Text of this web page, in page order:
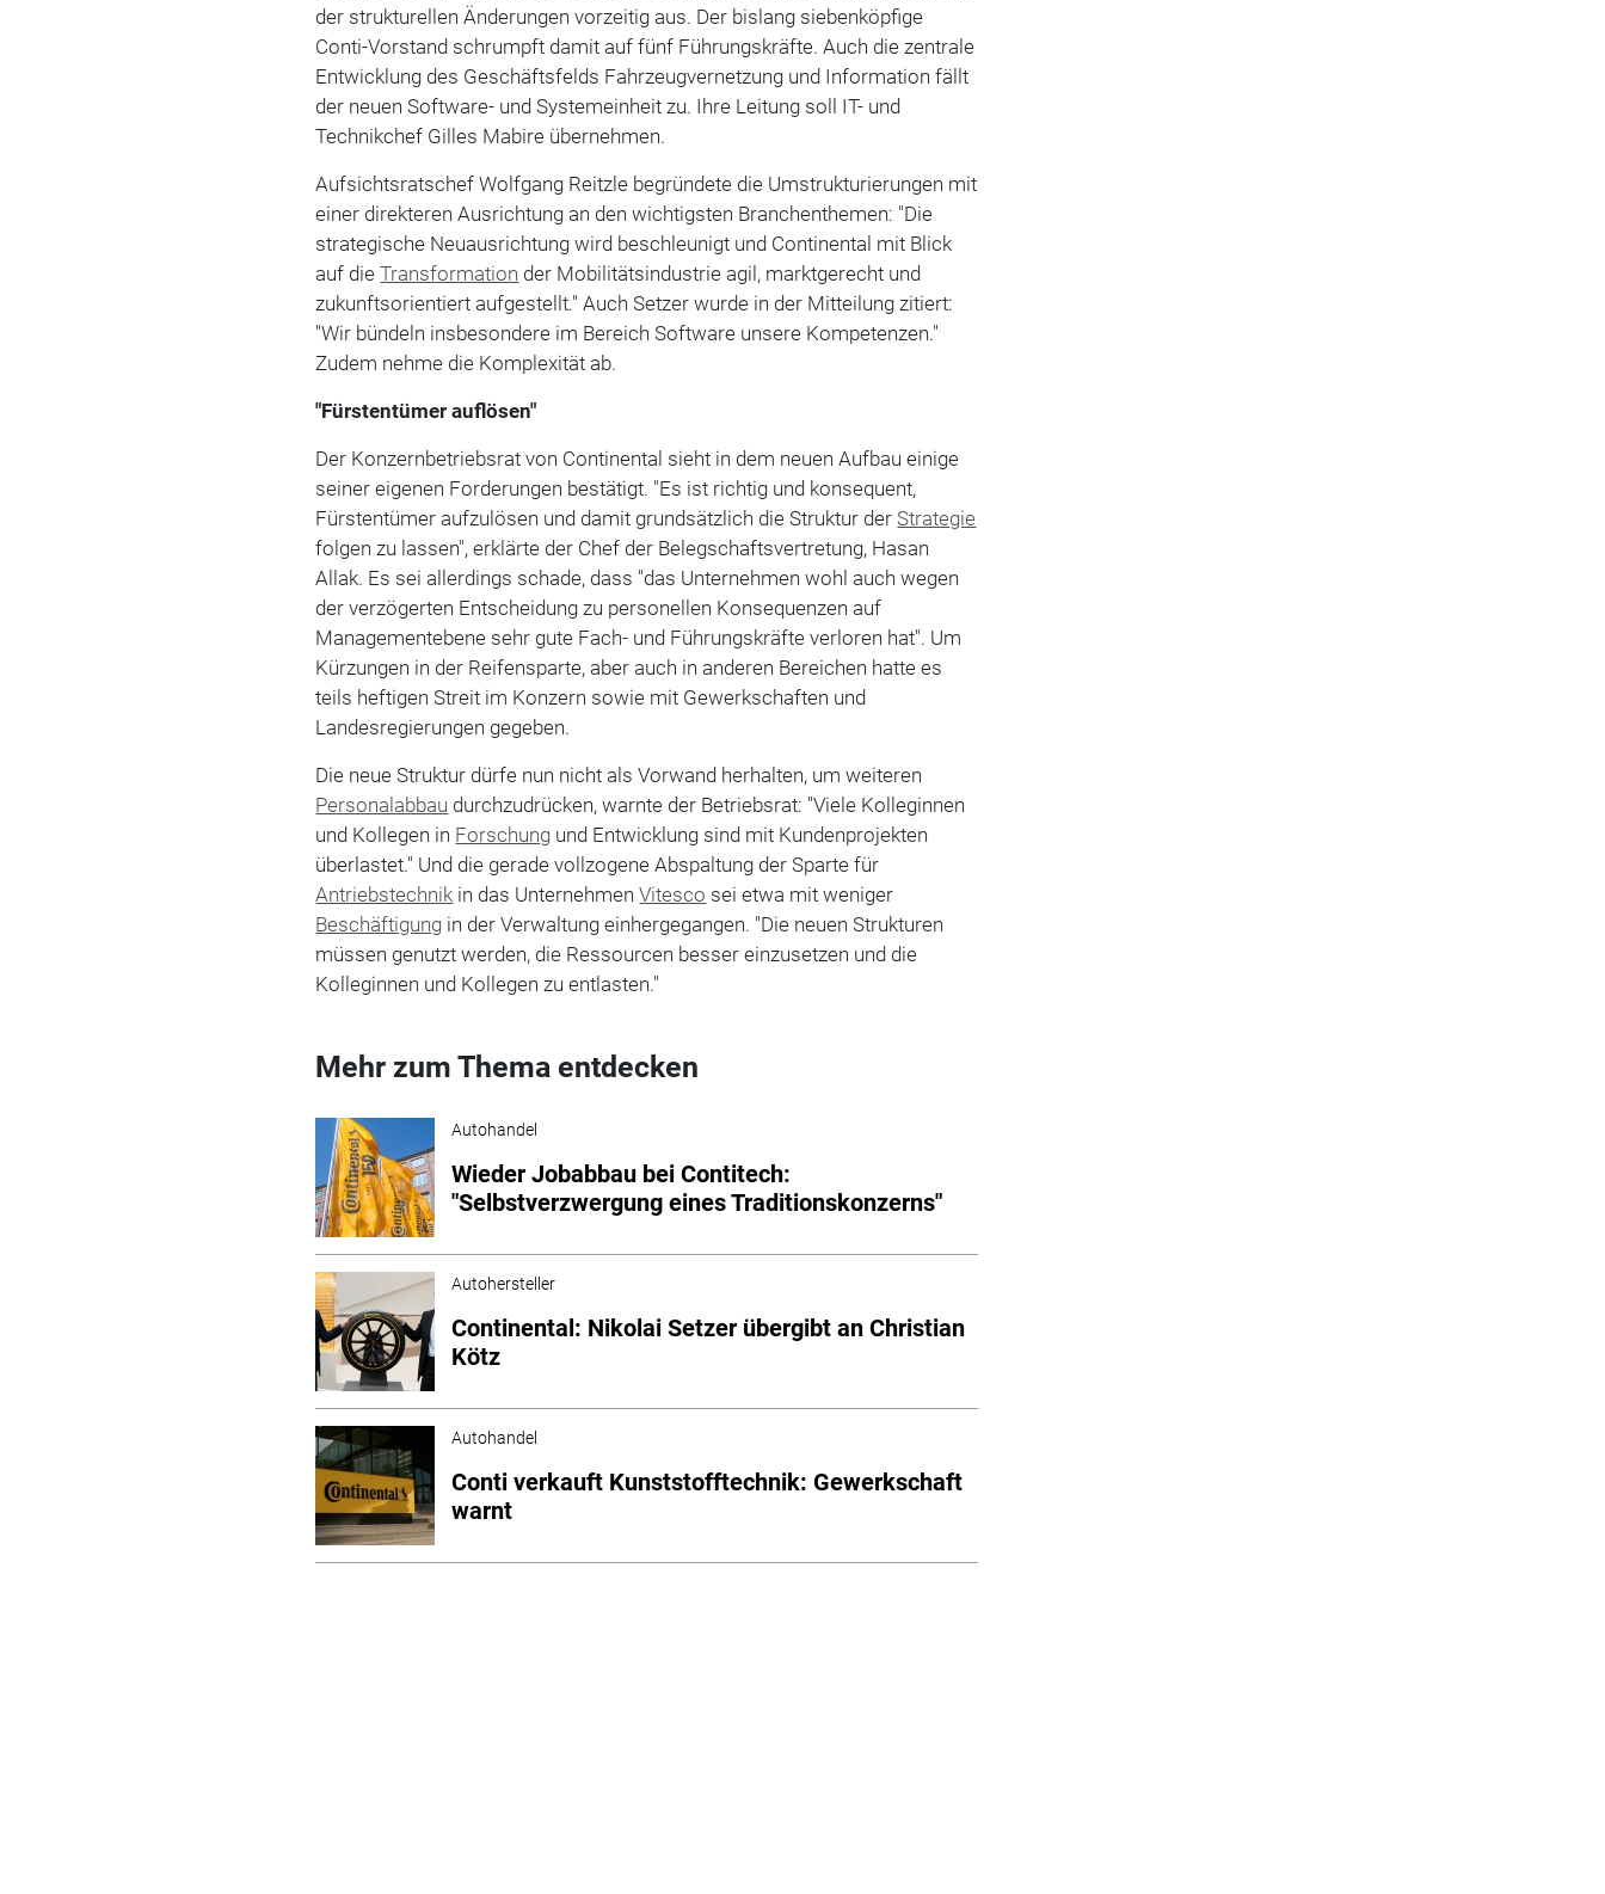
der strukturellen Änderungen vorzeitig aus. Der bislang siebenköpfige
Conti-Vorstand schrumpft damit auf fünf Führungskräfte. Auch die zentrale
Entwicklung des Geschäftsfelds Fahrzeugvernetzung und Information fällt
der neuen Software- und Systemeinheit zu. Ihre Leitung soll IT- und
Technikchef Gilles Mabire übernehmen.
Aufsichtsratschef Wolfgang Reitzle begründete die Umstrukturierungen mit
einer direkteren Ausrichtung an den wichtigsten Branchenthemen: "Die
strategische Neuausrichtung wird beschleunigt und Continental mit Blick
auf dieTransformation der Mobilitätsindustrie agil, marktgerecht und
zukunftsorientiert aufgestellt." Auch Setzer wurde in der Mitteilung zitiert:
"Wir bündeln insbesondere im Bereich Software unsere Kompetenzen."
Zudem nehme die Komplexität ab.
"Fürstentümer auflösen"
Der Konzernbetriebsrat von Continental sieht in dem neuen Aufbau einige
seiner eigenen Forderungen bestätigt. "Es ist richtig und konsequent,
Fürstentümer aufzulösen und damit grundsätzlich die Struktur der Strategie
folgen zu lassen", erklärte der Chef der Belegschaftsvertretung, Hasan
Allak. Es sei allerdings schade, dass "das Unternehmen wohl auch wegen
der verzögerten Entscheidung zu personellen Konsequenzen auf
Managementebene sehr gute Fach- und Führungskräfte verloren hat". Um
Kürzungen in der Reifensparte, aber auch in anderen Bereichen hatte es
teils heftigen Streit im Konzern sowie mit Gewerkschaften und
Landesregierungen gegeben.
Die neue Struktur dürfe nun nicht als Vorwand herhalten, um weiteren
Personalabbau durchzudrücken, warnte der Betriebsrat: "Viele Kolleginnen
und Kollegen in Forschung und Entwicklung sind mit Kundenprojekten
überlastet." Und die gerade vollzogene Abspaltung der Sparte für
Antriebstechnik in das UnternehmenVitesco sei etwa mit weniger
Beschäftigung in der Verwaltung einhergegangen. "Die neuen Strukturen
müssen genutzt werden, die Ressourcen besser einzusetzen und die
Kolleginnen und Kollegen zu entlasten."
Mehr zum Thema entdecken
Autohandel
Wieder Jobabbau bei Contitech:
"Selbstverzwergung eines Traditionskonzerns"
Autohersteller
Continental: Nikolai Setzer übergibt an Christian
Kötz
Autohandel
Conti verkauft Kunststofftechnik: Gewerkschaft
warnt